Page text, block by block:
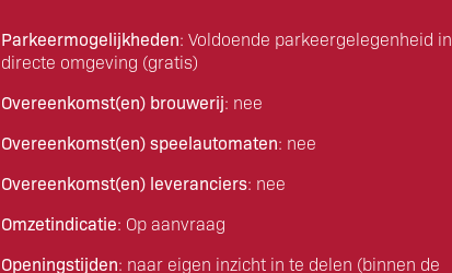
Parkeermogelijkheden: Voldoende parkeergelegenheid in
directe omgeving (gratis)
Overeenkomst(en) brouwerij: nee
Overeenkomst(en) speelautomaten: nee
Overeenkomst(en) leveranciers: nee
Omzetindicatie: Op aanvraag
Openingstijden: naar eigen inzicht in te delen (binnen de